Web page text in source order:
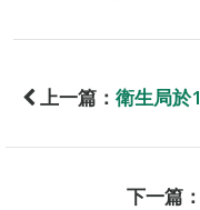
上一篇： 衛生局於
下一篇：